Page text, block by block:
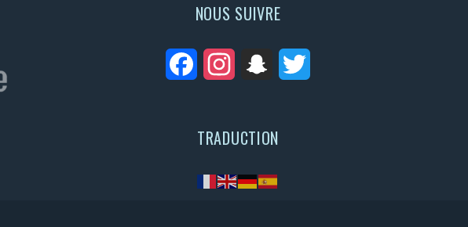
NOUS SUIVRE
FacebookInstagramSnapchat
TRADUCTION